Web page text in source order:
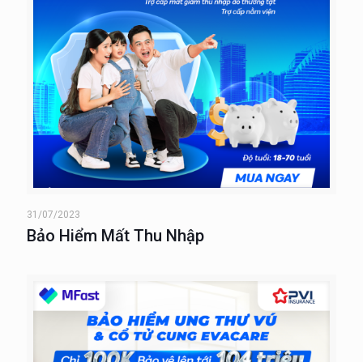
31/07/2023
Bảo Hiểm Mất Thu Nhập